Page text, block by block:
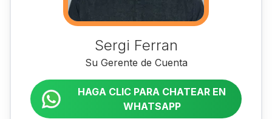
Sergi Ferran
Su Gerente de Cuenta
HAGA CLIC PARA CHATEAR EN
WHATSAPP